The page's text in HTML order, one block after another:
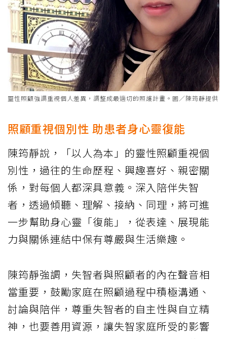
靈性照顧強調重視個人差異，調整成最適切的照護計畫。圖／陳筠靜提供
照顧重視個別性 助患者身心靈復能
陳筠靜說，「以人為本」的靈性照顧重視個
別性，過往的生命歷程、興趣喜好、親密關
係，對每個人都深具意義。深入陪伴失智
者，透過傾聽、理解、接納、同理，將可進
一步幫助身心靈「復能」，從表達、展現能
力與關係連結中保有尊嚴與生活樂趣。
陳筠靜強調，失智者與照顧者的內在聲音相
當重要，鼓勵家庭在照顧過程中積極溝通、
討論與陪伴，尊重失智者的自主性與自立精
神，也要善用資源，讓失智家庭所受的影響